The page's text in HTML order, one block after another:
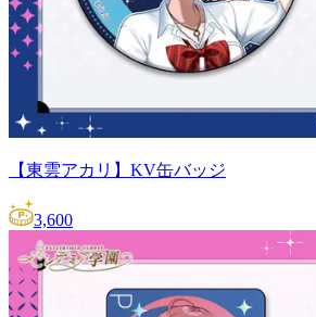
【東雲アカリ】KV缶バッジ
3,600